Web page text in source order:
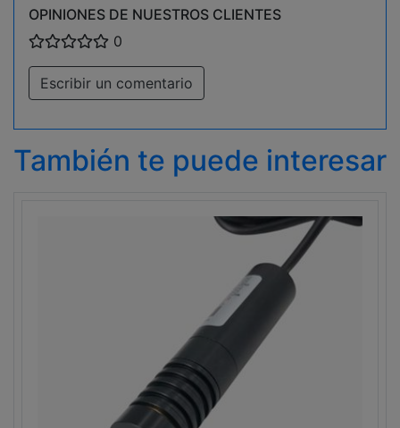
OPINIONES DE NUESTROS CLIENTES
0
Escribir un comentario
También te puede interesar